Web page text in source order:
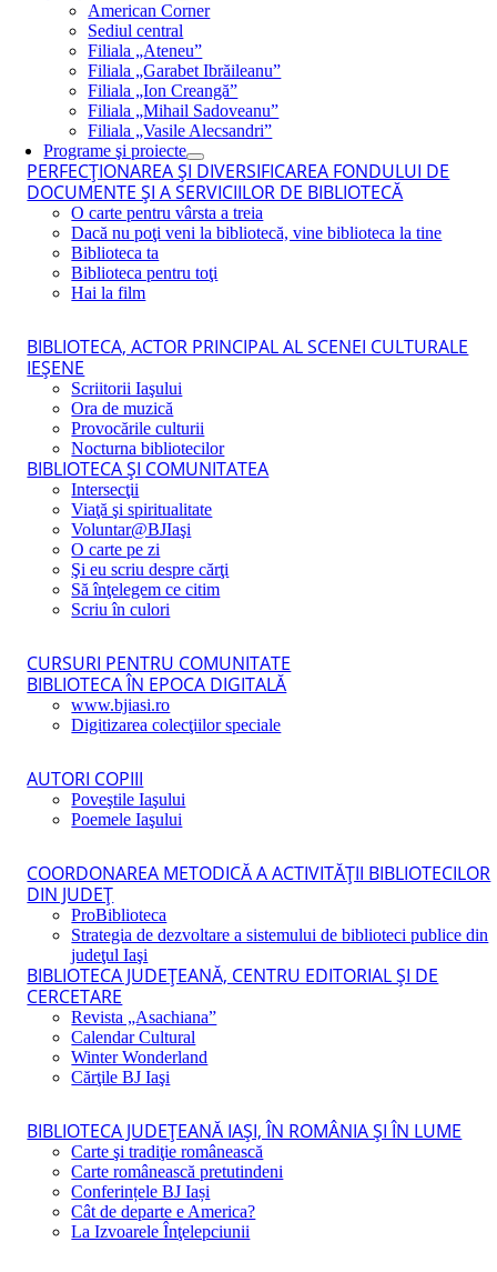
American Corner
Sediul central
Filiala „Ateneu”
Filiala „Garabet Ibrăileanu”
Filiala „Ion Creangă”
Filiala „Mihail Sadoveanu”
Filiala „Vasile Alecsandri”
Programe şi proiecte
PERFECŢIONAREA ŞI DIVERSIFICAREA FONDULUI DE
DOCUMENTE ŞI A SERVICIILOR DE BIBLIOTECĂ
O carte pentru vârsta a treia
Dacă nu poţi veni la bibliotecă, vine biblioteca la tine
Biblioteca ta
Biblioteca pentru toţi
Hai la film
BIBLIOTECA, ACTOR PRINCIPAL AL SCENEI CULTURALE
IEŞENE
Scriitorii Iaşului
Ora de muzică
Provocările culturii
Nocturna bibliotecilor
BIBLIOTECA ŞI COMUNITATEA
Intersecţii
Viaţă şi spiritualitate
Voluntar@BJIaşi
O carte pe zi
Şi eu scriu despre cărţi
Să înţelegem ce citim
Scriu în culori
CURSURI PENTRU COMUNITATE
BIBLIOTECA ÎN EPOCA DIGITALĂ
www.bjiasi.ro
Digitizarea colecţiilor speciale
AUTORI COPIII
Poveştile Iaşului
Poemele Iaşului
COORDONAREA METODICĂ A ACTIVITĂŢII BIBLIOTECILOR
DIN JUDEŢ
ProBiblioteca
Strategia de dezvoltare a sistemului de biblioteci publice din
judeţul Iaşi
BIBLIOTECA JUDEŢEANĂ, CENTRU EDITORIAL ŞI DE
CERCETARE
Revista „Asachiana”
Calendar Cultural
Winter Wonderland
Cărţile BJ Iaşi
BIBLIOTECA JUDEŢEANĂ IAŞI, ÎN ROMÂNIA ŞI ÎN LUME
Carte şi tradiţie românească
Carte românească pretutindeni
Conferințele BJ Iași
Cât de departe e America?
La Izvoarele Înţelepciunii